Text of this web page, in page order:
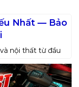
Nhất — Bảo
nội thất từ đầu